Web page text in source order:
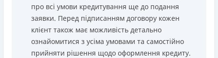
про всі умови кредитування ще до подання
заявки. Перед підписанням договору кожен
клієнт також має можливість детально
ознайомитися з усіма умовами та самостійно
прийняти рішення щодо оформлення кредиту.